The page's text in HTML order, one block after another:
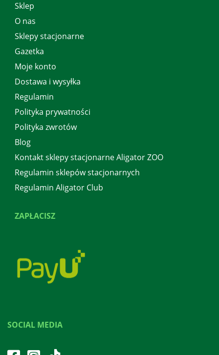
Sklep
O nas
Sklepy stacjonarne
Gazetka
Moje konto
Dostawa i wysyłka
Regulamin
Polityka prywatności
Polityka zwrotów
Blog
Kontakt sklepy stacjonarne Aligator ZOO
Regulamin sklepów stacjonarnych
Regulamin Aligator Club
ZAPŁACISZ
SOCIAL MEDIA